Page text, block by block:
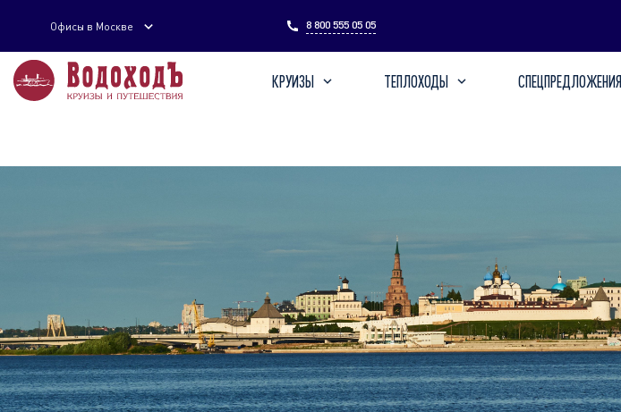
Офисы в Москве 8 800 555 05 05
КРУИЗЫ ТЕПЛОХОДЫ СПЕЦПРЕДЛОЖЕНИЯ
Введите поисковый запрос